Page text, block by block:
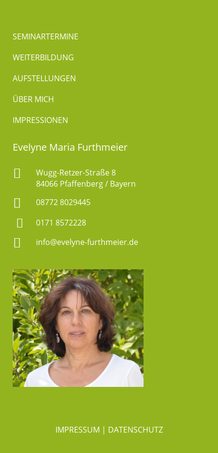
SEMINARTERMINE
WEITERBILDUNG
AUFSTELLUNGEN
ÜBER MICH
IMPRESSIONEN
Evelyne Maria Furthmeier

Wugg-Retzer-Straße 8
84066 Pfaffenberg / Bayern
 08772 8029445
 0171 8572228
 info@evelyne-furthmeier.de
IMPRESSUM | DATENSCHUTZ